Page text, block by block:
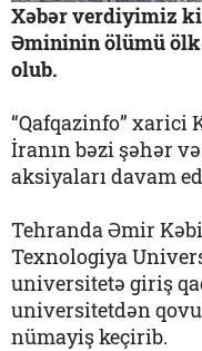
Xəbər verdiyimiz
Əmininin ölümü
olub.
“Qafqazinfo”
İranın bəzi şəhər
aksiyaları davam
Tehranda Əmir
Texnologiya
universitetə ​​giriş
universitetdən
nümayiş keçirib.